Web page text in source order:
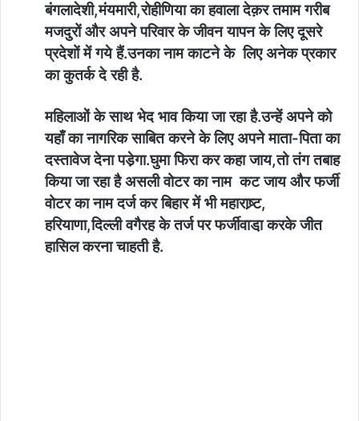
बंगलादेशी,मंयमारी,रोहीणिया का हवाला देक़र तमाम गरीब
मजदुरों और अपने परिवार के जीवन यापन के लिए दूसरे
प्रदेशों में गये हैं.उनका नाम काटने के लिए अनेक प्रकार
का कुतर्क दे रही है.
महिलाओं के साथ भेद भाव किया जा रहा है.उन्हें अपने को
यहाँ का नागरिक साबित करने के लिए अपने माता-पिता का
दस्तावेज देना पडे़गा.घुमा फिरा कर कहा जाय,तो तंग तबाह
किया जा रहा है असली वोटर का नाम कट जाय और फर्जी
वोटर का नाम दर्ज कर बिहार में भी महाराष्र्ट,
हरियाणा,दिल्ली वगैरह के तर्ज पर फर्जीवाडा़ करके जीत
हासिल करना चाहती है.